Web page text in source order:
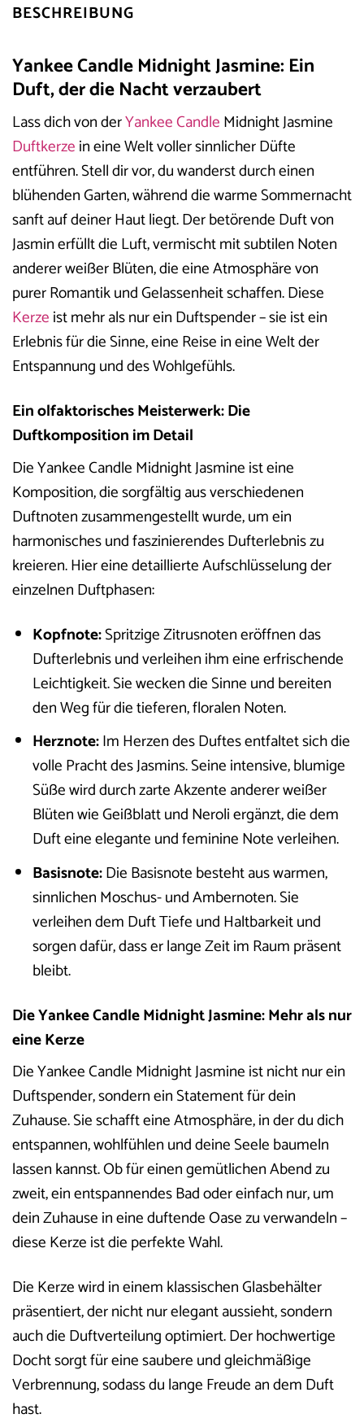
BESCHREIBUNG
Yankee Candle Midnight Jasmine: Ein
Duft, der die Nacht verzaubert
Lass dich von derYankee CandleMidnight Jasmine
Duftkerzein eine Welt voller sinnlicher Düfte
entführen. Stell dir vor, du wanderst durch einen
blühenden Garten, während die warme Sommernacht
sanft auf deiner Haut liegt. Der betörende Duft von
Jasmin erfüllt die Luft, vermischt mit subtilen Noten
anderer weißer Blüten, die eine Atmosphäre von
purer Romantik und Gelassenheit schaffen. Diese
Kerzeist mehr als nur ein Duftspender – sie ist ein
Erlebnis für die Sinne, eine Reise in eine Welt der
Entspannung und des Wohlgefühls.
Ein olfaktorisches Meisterwerk: Die
Duftkomposition im Detail
Die Yankee Candle Midnight Jasmine ist eine
Komposition, die sorgfältig aus verschiedenen
Duftnoten zusammengestellt wurde, um ein
harmonisches und faszinierendes Dufterlebnis zu
kreieren. Hier eine detaillierte Aufschlüsselung der
einzelnen Duftphasen:
Kopfnote:Spritzige Zitrusnoten eröffnen das
Dufterlebnis und verleihen ihm eine erfrischende
Leichtigkeit. Sie wecken die Sinne und bereiten
den Weg für die tieferen, floralen Noten.
Herznote:Im Herzen des Duftes entfaltet sich die
volle Pracht des Jasmins. Seine intensive, blumige
Süße wird durch zarte Akzente anderer weißer
Blüten wie Geißblatt und Neroli ergänzt, die dem
Duft eine elegante und feminine Note verleihen.
Basisnote:Die Basisnote besteht aus warmen,
sinnlichen Moschus- und Ambernoten. Sie
verleihen dem Duft Tiefe und Haltbarkeit und
sorgen dafür, dass er lange Zeit im Raum präsent
bleibt.
Die Yankee Candle Midnight Jasmine: Mehr als nur
eine Kerze
Die Yankee Candle Midnight Jasmine ist nicht nur ein
Duftspender, sondern ein Statement für dein
Zuhause. Sie schafft eine Atmosphäre, in der du dich
entspannen, wohlfühlen und deine Seele baumeln
lassen kannst. Ob für einen gemütlichen Abend zu
zweit, ein entspannendes Bad oder einfach nur, um
dein Zuhause in eine duftende Oase zu verwandeln –
diese Kerze ist die perfekte Wahl.
Die Kerze wird in einem klassischen Glasbehälter
präsentiert, der nicht nur elegant aussieht, sondern
auch die Duftverteilung optimiert. Der hochwertige
Docht sorgt für eine saubere und gleichmäßige
Verbrennung, sodass du lange Freude an dem Duft
hast.